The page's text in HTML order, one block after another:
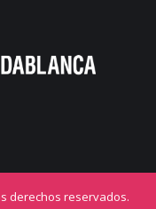
derechos reservados.